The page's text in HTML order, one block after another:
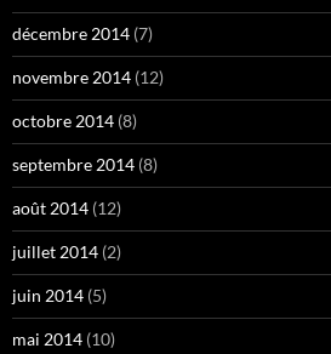
décembre 2014 (7)
novembre 2014 (12)
octobre 2014 (8)
septembre 2014 (8)
août 2014 (12)
juillet 2014 (2)
juin 2014 (5)
mai 2014 (10)